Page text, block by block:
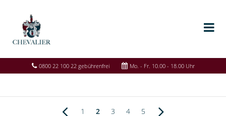
0800 22 100 22 gebührenfrei Mo. - Fr. 10.00 - 18.00 Uhr
1 2 3 4 5